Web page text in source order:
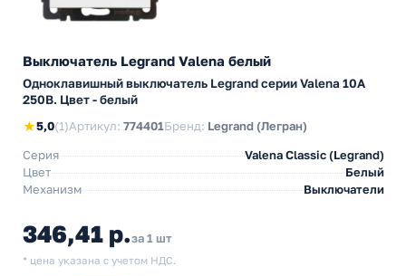
Выключатель Legrand Valena белый
Одноклавишный выключатель Legrand серии Valena 10А
250В. Цвет - белый
★5,0(1)Артикул: 774401Бренд: Legrand (Легран)
Серия
Valena Classic (Legrand)
Цвет
Белый
Механизм
Выключатели
346,41 р.за 1 шт
* цена указана с учетом НДС.